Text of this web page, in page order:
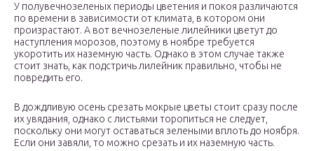
У полувечнозеленых периоды цветения и покоя различаются
по времени в зависимости от климата, в котором они
произрастают. А вот вечнозеленые лилейники цветут до
наступления морозов, поэтому в ноябре требуется
укоротить их наземную часть. Однако в этом случае также
стоит знать, как подстричь лилейник правильно, чтобы не
повредить его.
В дождливую осень срезать мокрые цветы стоит сразу после
их увядания, однако с листьями торопиться не следует,
поскольку они могут оставаться зелеными вплоть до ноября.
Если они завяли, то можно срезать и их наземную часть.